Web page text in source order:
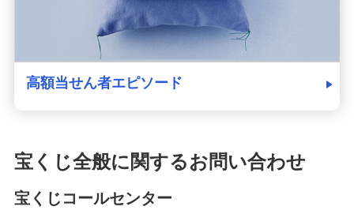
高額当せん者エピソード
宝くじ全般に関するお問い合わせ
宝くじコールセンター